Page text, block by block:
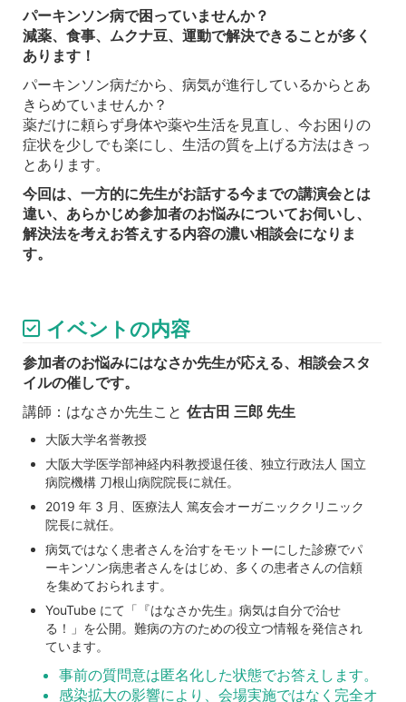
パーキンソン病で困っていませんか？
減薬、食事、ムクナ豆、運動で解決できることが多く
あります！
パーキンソン病だから、病気が進行しているからとあ
きらめていませんか？
薬だけに頼らず身体や薬や生活を見直し、今お困りの
症状を少しでも楽にし、生活の質を上げる方法はきっ
とあります。
今回は、一方的に先生がお話する今までの講演会とは
違い、あらかじめ参加者のお悩みについてお伺いし、
解決法を考えお答えする内容の濃い相談会になりま
す。
イベントの内容
参加者のお悩みにはなさか先生が応える、相談会スタ
イルの催しです。
講師：はなさか先生こと 佐古田 三郎 先生
大阪大学名誉教授
大阪大学医学部神経内科教授退任後、独立行政法人 国立
病院機構 刀根山病院院長に就任。
2019 年 3 月、医療法人 篤友会オーガニッククリニック
院長に就任。
病気ではなく患者さんを治すをモットーにした診療でパ
ーキンソン病患者さんをはじめ、多くの患者さんの信頼
を集めておられます。
YouTube にて「『はなさか先生』病気は自分で治せ
る！」を公開。難病の方のための役立つ情報を発信され
ています。
事前の質問意は匿名化した状態でお答えします。
感染拡大の影響により、会場実施ではなく完全オ